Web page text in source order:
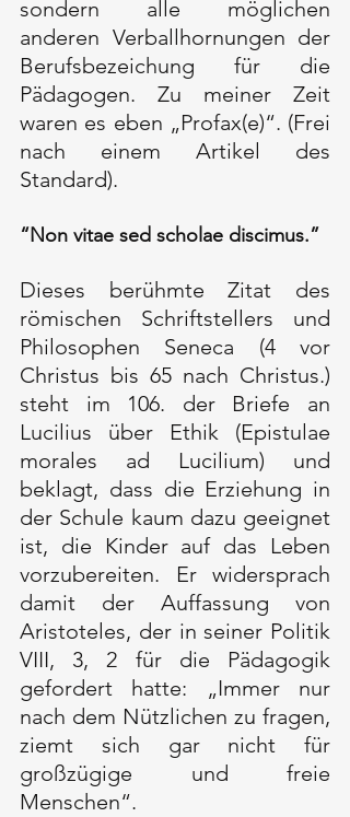
sondern alle möglichen
anderen Verballhornungen der
Berufsbezeichung für die
Pädagogen. Zu meiner Zeit
waren es eben „Profax(e)“. (Frei
nach einem Artikel des
Standard).
“Non vitae sed scholae discimus.”
Dieses berühmte Zitat des
römischen Schriftstellers und
Philosophen Seneca (4 vor
Christus bis 65 nach Christus.)
steht im 106. der Briefe an
Lucilius über Ethik (Epistulae
morales ad Lucilium) und
beklagt, dass die Erziehung in
der Schule kaum dazu geeignet
ist, die Kinder auf das Leben
vorzubereiten. Er widersprach
damit der Auffassung von
Aristoteles, der in seiner Politik
VIII, 3, 2 für die Pädagogik
gefordert hatte: „Immer nur
nach dem Nützlichen zu fragen,
ziemt sich gar nicht für
großzügige und freie
Menschen“.